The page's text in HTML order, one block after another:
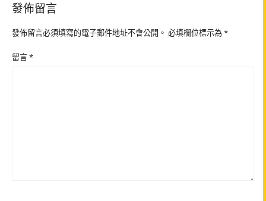
發佈留言
發佈留言必須填寫的電子郵件地址不會公開。 必填欄位標示為*
留言*